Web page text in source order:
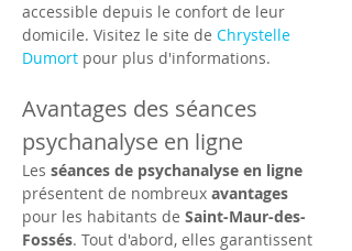
accessible depuis le confort de leur
domicile. Visitez le site de Chrystelle
Dumort pour plus d'informations.
Avantages des séances
psychanalyse en ligne
Les séances de psychanalyse en ligne
présentent de nombreux avantages
pour les habitants de Saint-Maur-des-
Fossés. Tout d'abord, elles garantissent